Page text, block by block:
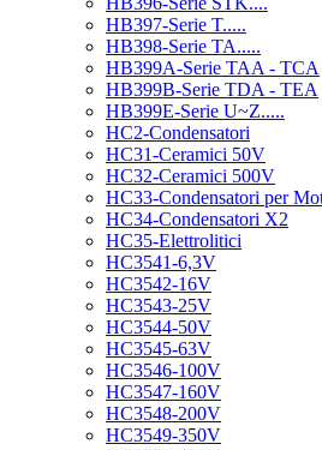
HB397-Serie T.....
HB398-Serie TA.....
HB399A-Serie TAA - TCA
HB399B-Serie TDA - TEA
HB399E-Serie U~Z.....
HC2-Condensatori
HC31-Ceramici 50V
HC32-Ceramici 500V
HC33-Condensatori per
HC34-Condensatori X2
HC35-Elettrolitici
HC3541-6,3V
HC3542-16V
HC3543-25V
HC3544-50V
HC3545-63V
HC3546-100V
HC3547-160V
HC3548-200V
HC3549-350V